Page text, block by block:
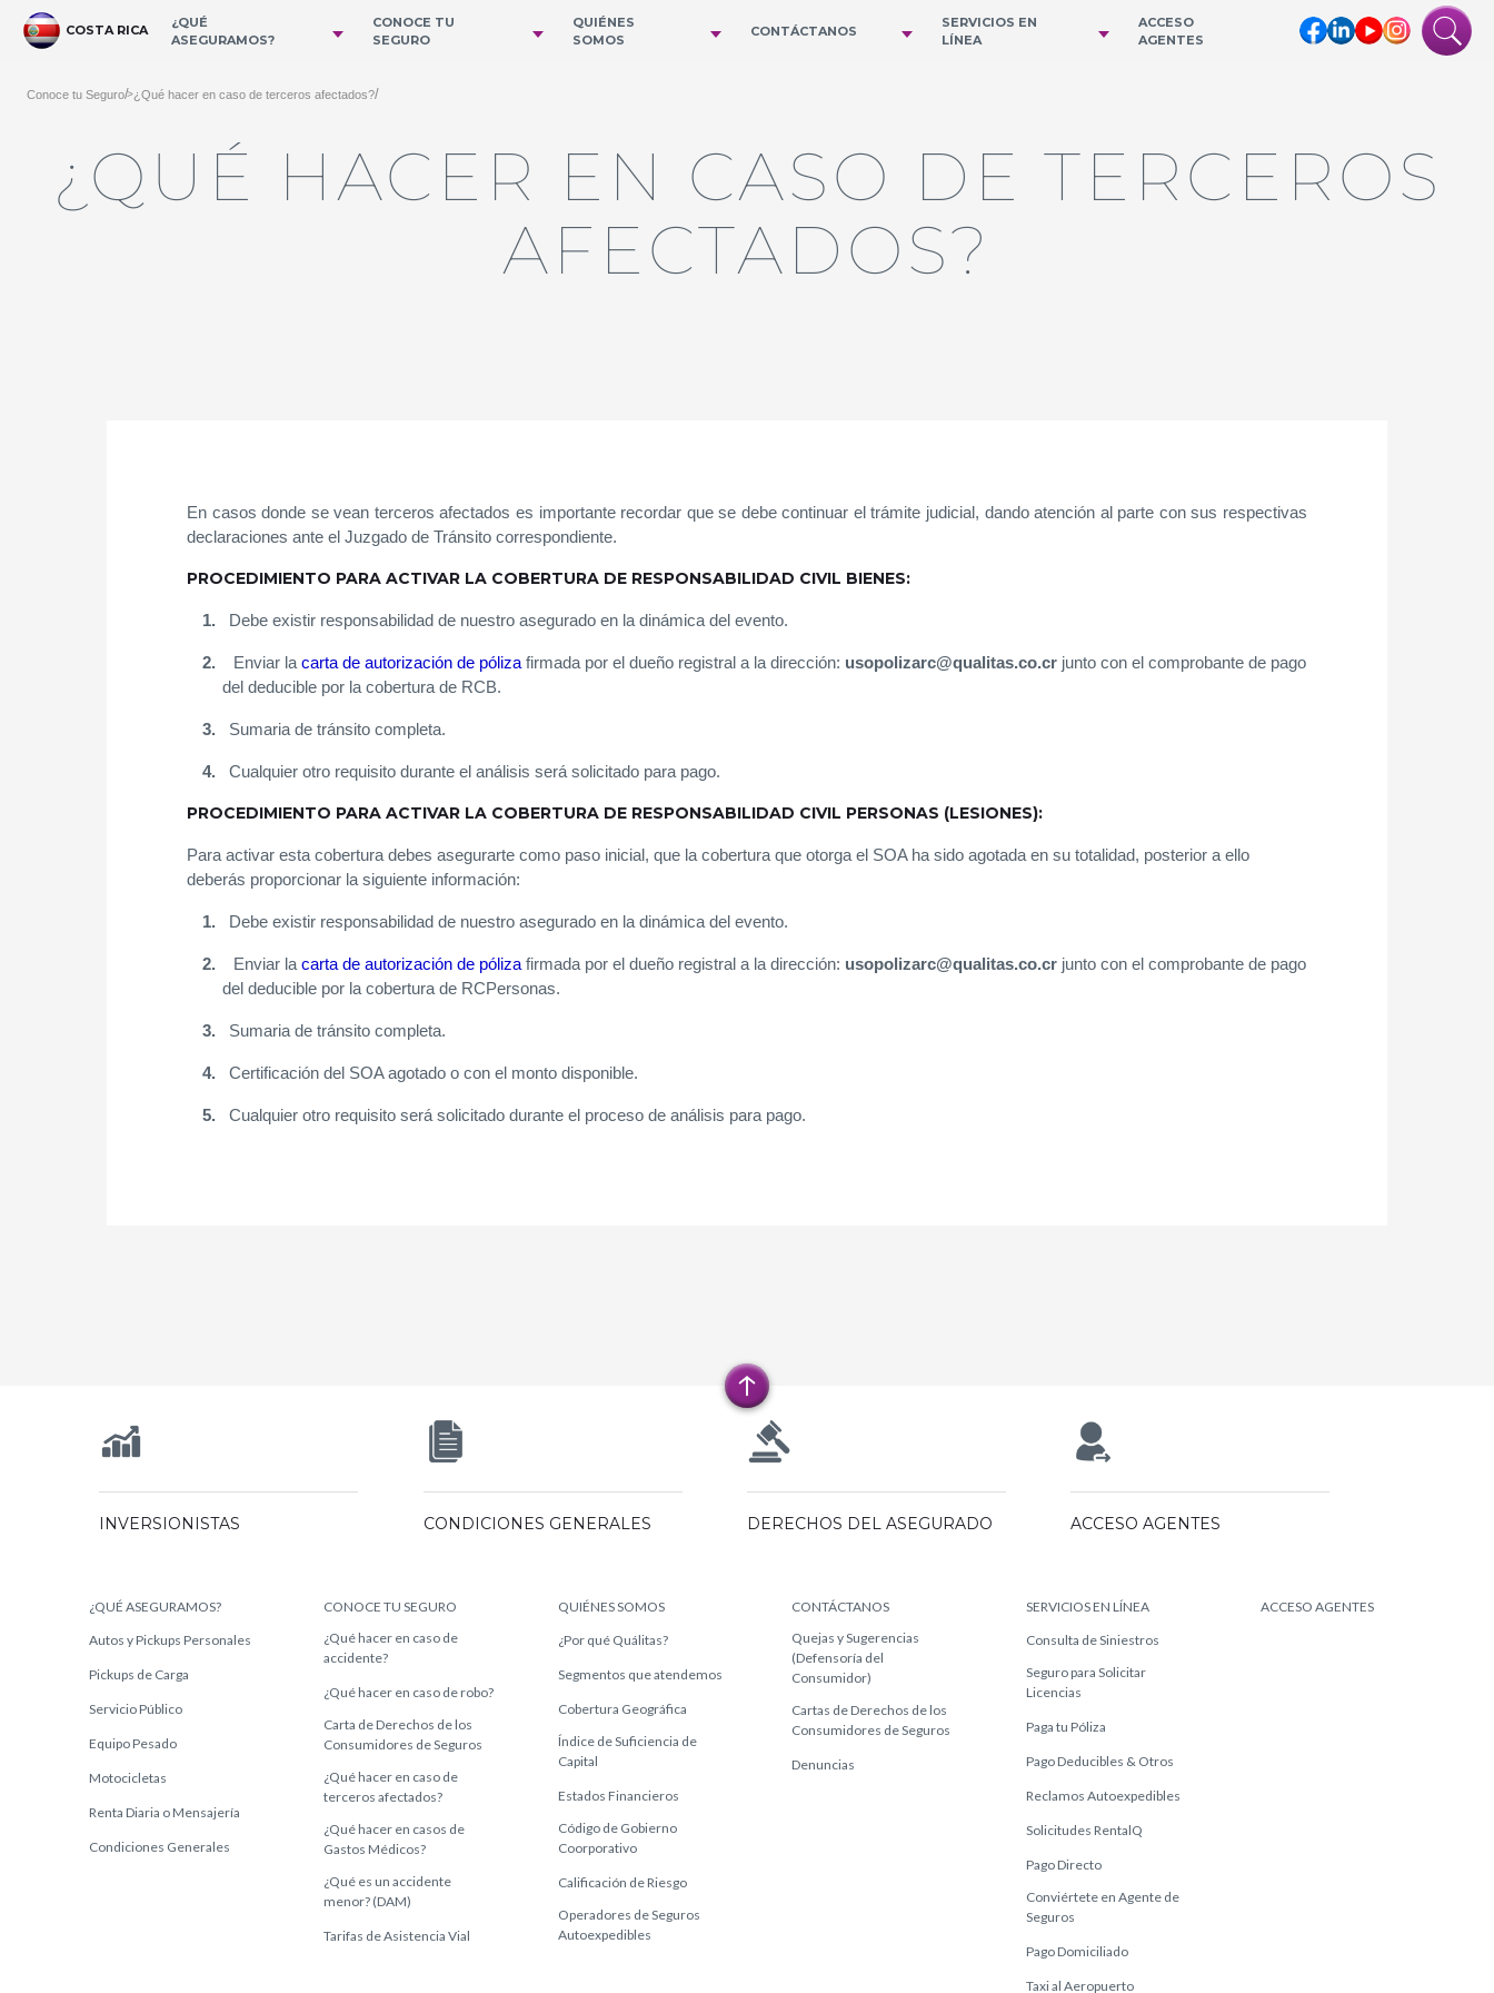
跳转到主内容
COSTA RICA
¿QUÉ
ASEGURAMOS?
CONOCE TU
SEGURO
QUIÉNES
SOMOS
CONTÁCTANOS
SERVICIOS EN
LÍNEA
ACCESO
AGENTES
Conoce tu Seguro/>¿Qué hacer en caso de terceros afectados?/
¿QUÉ HACER EN CASO DE TERCEROS
AFECTADOS?
En casos donde se vean terceros afectados es importante recordar que se debe continuar el trámite judicial, dando atención al parte con sus respectivas
declaraciones ante el Juzgado de Tránsito correspondiente.
PROCEDIMIENTO PARA ACTIVAR LA COBERTURA DE RESPONSABILIDAD CIVIL BIENES:
1. Debe existir responsabilidad de nuestro asegurado en la dinámica del evento.
2. Enviar la carta de autorización de póliza firmada por el dueño registral a la dirección: usopolizarc@qualitas.co.cr junto con el comprobante de pago
del deducible por la cobertura de RCB.
3. Sumaria de tránsito completa.
4. Cualquier otro requisito durante el análisis será solicitado para pago.
PROCEDIMIENTO PARA ACTIVAR LA COBERTURA DE RESPONSABILIDAD CIVIL PERSONAS (LESIONES):
Para activar esta cobertura debes asegurarte como paso inicial, que la cobertura que otorga el SOA ha sido agotada en su totalidad, posterior a ello
deberás proporcionar la siguiente información:
1. Debe existir responsabilidad de nuestro asegurado en la dinámica del evento.
2. Enviar la carta de autorización de póliza firmada por el dueño registral a la dirección: usopolizarc@qualitas.co.cr junto con el comprobante de pago
del deducible por la cobertura de RCPersonas.
3. Sumaria de tránsito completa.
4. Certificación del SOA agotado o con el monto disponible.
5. Cualquier otro requisito será solicitado durante el proceso de análisis para pago.
INVERSIONISTAS CONDICIONES GENERALES DERECHOS DEL ASEGURADO ACCESO AGENTES
¿QUÉ ASEGURAMOS?
Autos y Pickups Personales
Pickups de Carga
Servicio Público
Equipo Pesado
Motocicletas
Renta Diaria o Mensajería
Condiciones Generales
CONOCE TU SEGURO
¿Qué hacer en caso de
accidente?
¿Qué hacer en caso de robo?
Carta de Derechos de los
Consumidores de Seguros
¿Qué hacer en caso de
terceros afectados?
¿Qué hacer en casos de
Gastos Médicos?
¿Qué es un accidente
menor? (DAM)
Tarifas de Asistencia Vial
QUIÉNES SOMOS
¿Por qué Quálitas?
Segmentos que atendemos
Cobertura Geográfica
Índice de Suficiencia de
Capital
Estados Financieros
Código de Gobierno
Coorporativo
Calificación de Riesgo
Operadores de Seguros
Autoexpedibles
CONTÁCTANOS
Quejas y Sugerencias
(Defensoría del
Consumidor)
Cartas de Derechos de los
Consumidores de Seguros
Denuncias
SERVICIOS EN LÍNEA
Consulta de Siniestros
Seguro para Solicitar
Licencias
Paga tu Póliza
Pago Deducibles & Otros
Reclamos Autoexpedibles
Solicitudes RentalQ
Pago Directo
Conviértete en Agente de
Seguros
Pago Domiciliado
Taxi al Aeropuerto
ACCESO AGENTES